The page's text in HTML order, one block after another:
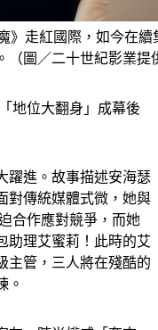
》走紅國際，如今在續
地位大翻身」成幕後
躍進。故事描述安海瑟
傳統媒體式微，她與
合作應對競爭，而她
助理艾蜜莉！此時的艾
管，三人將在殘酷的